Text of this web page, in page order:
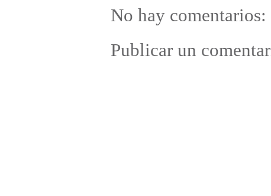
No hay comentarios:
Publicar un